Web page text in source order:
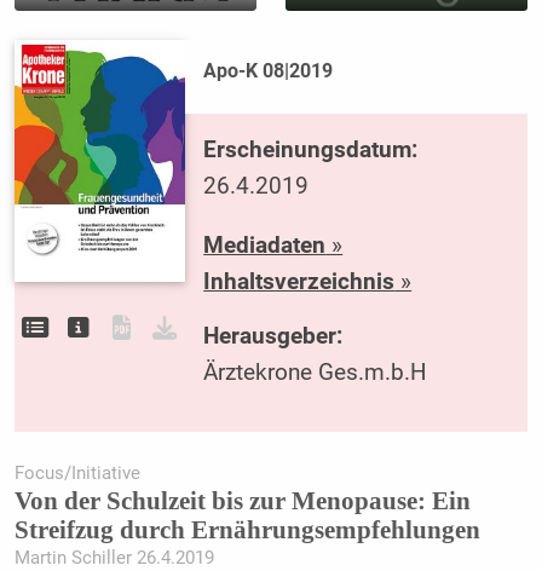
Apo-K 08|2019
Erscheinungsdatum:
26.4.2019
Mediadaten »
Inhaltsverzeichnis »
Herausgeber:
Ärztekrone Ges.m.b.H
Focus/Initiative
Von der Schulzeit bis zur Menopause: Ein
Streifzug durch Ernährungsempfehlungen
Martin Schiller 26.4.2019